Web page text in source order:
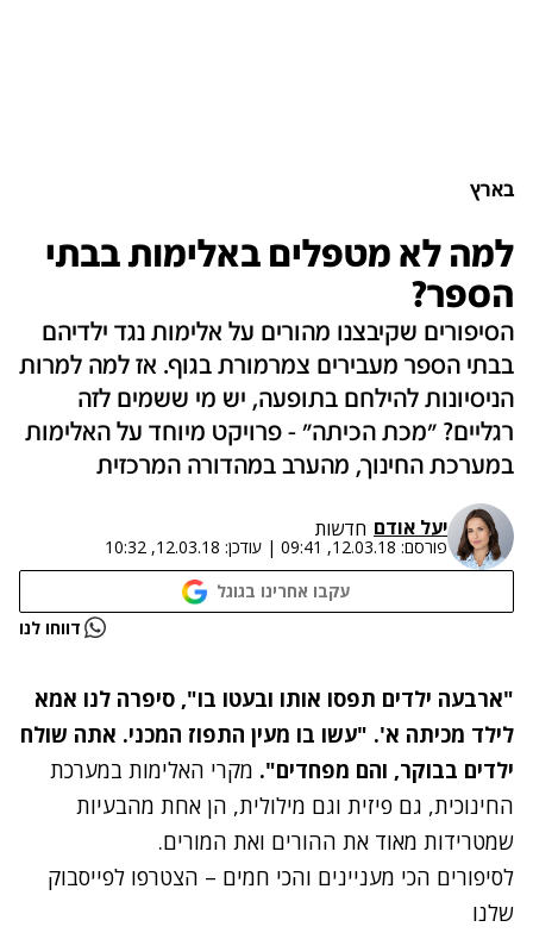
בארץ
למה לא מטפלים באלימות בבתי
הספר?
הסיפורים שקיבצנו מהורים על אלימות נגד ילדיהם
בבתי הספר מעבירים צמרמורת בגוף. אז למה למרות
הניסיונות להילחם בתופעה, יש מי ששמים לזה
רגליים? "מכת הכיתה" - פרויקט מיוחד על האלימות
במערכת החינוך, מהערב במהדורה המרכזית
יעל אודם חדשות
פורסם: 12.03.18, 09:41
| עודכן: 12.03.18, 10:32
עקבו אחרינו בגוגל
נתקלנו בבעיה דווחו לנו
"ארבעה ילדים תפסו אותו ובעטו בו", סיפרה לנו אמא
לילד מכיתה א'. "עשו בו מעין התפוז המכני. אתה שולח
ילדים בבוקר, והם מפחדים". מקרי האלימות במערכת
החינוכית, גם פיזית וגם מילולית, הן אחת מהבעיות
שמטרידות מאוד את ההורים ואת המורים.
לסיפורים הכי מעניינים והכי חמים – הצטרפו לפייסבוק
שלנו